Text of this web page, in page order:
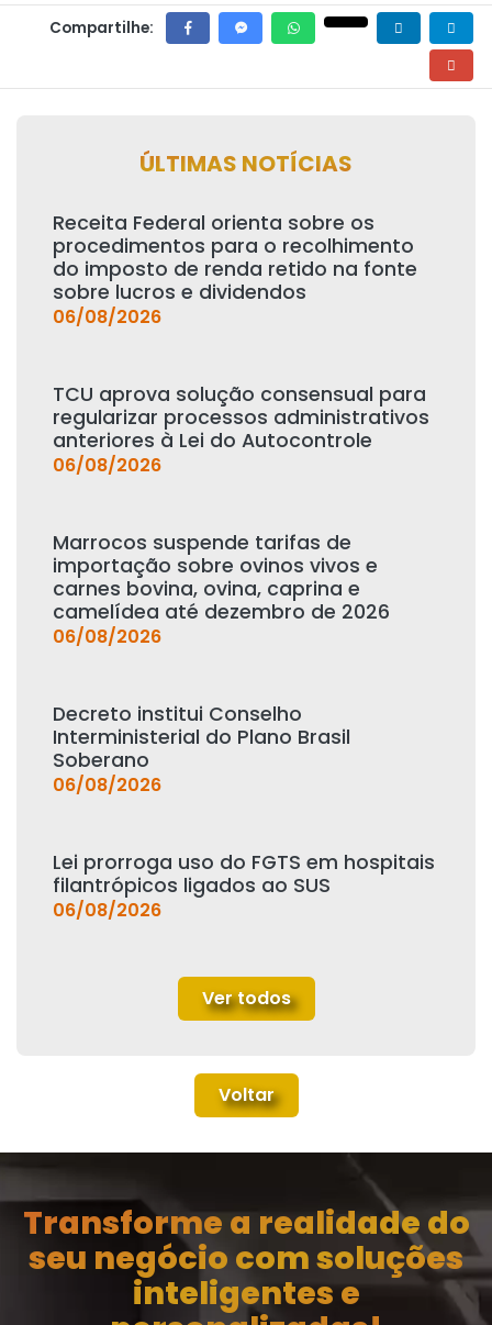
Compartilhe:
ÚLTIMAS NOTÍCIAS
Receita Federal orienta sobre os
procedimentos para o recolhimento
do imposto de renda retido na fonte
sobre lucros e dividendos
06/08/2026
TCU aprova solução consensual para
regularizar processos administrativos
anteriores à Lei do Autocontrole
06/08/2026
Marrocos suspende tarifas de
importação sobre ovinos vivos e
carnes bovina, ovina, caprina e
camelídea até dezembro de 2026
06/08/2026
Decreto institui Conselho
Interministerial do Plano Brasil
Soberano
06/08/2026
Lei prorroga uso do FGTS em hospitais
filantrópicos ligados ao SUS
06/08/2026
Ver todos
Voltar
Transforme a realidade do
seu negócio com soluções
inteligentes e